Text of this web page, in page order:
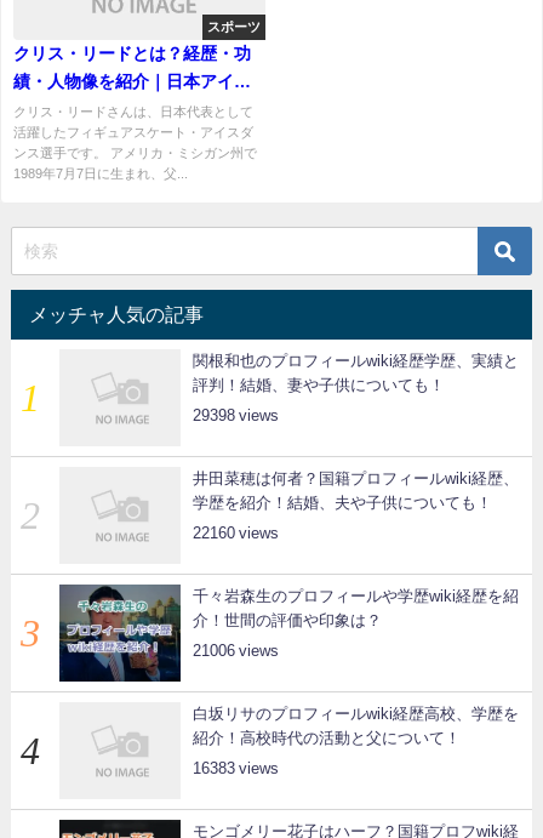
スポーツ
クリス・リードとは？経歴・功
績・人物像を紹介｜日本アイス
ダンス界を支えた名選手
クリス・リードさんは、日本代表として
活躍したフィギュアスケート・アイスダ
ンス選手です。 アメリカ・ミシガン州で
1989年7月7日に生まれ、父...
メッチャ人気の記事
関根和也のプロフィールwiki経歴学歴、実績と
評判！結婚、妻や子供についても！
29398
井田菜穂は何者？国籍プロフィールwiki経歴、
学歴を紹介！結婚、夫や子供についても！
22160
千々岩森生のプロフィールや学歴wiki経歴を紹
介！世間の評価や印象は？
21006
白坂リサのプロフィールwiki経歴高校、学歴を
紹介！高校時代の活動と父について！
16383
モンゴメリー花子はハーフ？国籍プロフwiki経